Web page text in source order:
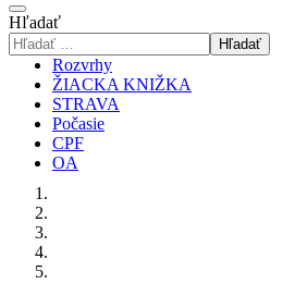
Hľadať
Hľadať
Rozvrhy
ŽIACKA KNIŽKA
STRAVA
Počasie
CPF
OA